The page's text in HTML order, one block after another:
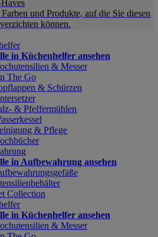
und Produkte, auf die Sie diesen
können.
in Küchenhelfer ansehen
& Messer
The Go
& Schürzen
& Pfeffermühlen
& Pflege
in Aufbewahrung ansehen
Collection
in Küchenhelfer ansehen
& Messer